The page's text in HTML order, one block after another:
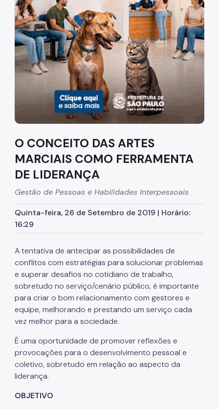
Diretrizes Institucionais
Organização
Legislação
Orientações
Infraestrutura
Agendamento de Salas
Dúvidas Frequentes
Formações da EMASP
Formações Oferecidas
Como se Inscrever
Educadores
Dicas e Orientações
Solicitação de Turmas
Laboratório de Inovação - Lab11
Colegiado das Escolas de Governo
O CONCEITO DAS ARTES
MARCIAIS COMO FERRAMENTA
DE LIDERANÇA
Gestão de Pessoas e Habilidades Interpessoais
Quinta-feira, 26 de Setembro de 2019 | Horário:
16:29
A tentativa de antecipar as possibilidades de
conflitos com estratégias para solucionar problemas
e superar desafios no cotidiano de trabalho,
sobretudo no serviço/cenário público, é importante
para criar o bom relacionamento com gestores e
equipe, melhorando e prestando um serviço cada
vez melhor para a sociedade.
É uma oportunidade de promover reflexões e
provocações para o desenvolvimento pessoal e
coletivo, sobretudo em relação ao aspecto da
liderança.
OBJETIVO